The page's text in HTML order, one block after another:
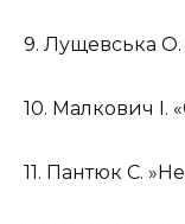
9. Лущевська О.
10. Малкович І.
11. Пантюк С.